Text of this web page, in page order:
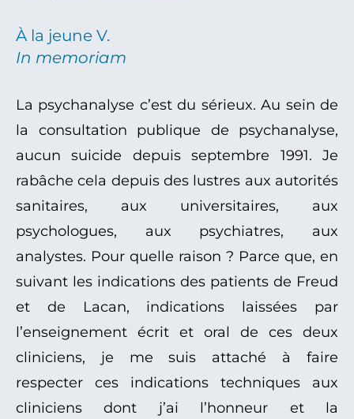
À la jeune V.
In memoriam
La psychanalyse c’est du sérieux. Au sein de
la consultation publique de psychanalyse,
aucun suicide depuis septembre 1991. Je
rabâche cela depuis des lustres aux autorités
sanitaires, aux universitaires, aux
psychologues, aux psychiatres, aux
analystes. Pour quelle raison ? Parce que, en
suivant les indications des patients de Freud
et de Lacan, indications laissées par
l’enseignement écrit et oral de ces deux
cliniciens, je me suis attaché à faire
respecter ces indications techniques aux
cliniciens dont j’ai l’honneur et la